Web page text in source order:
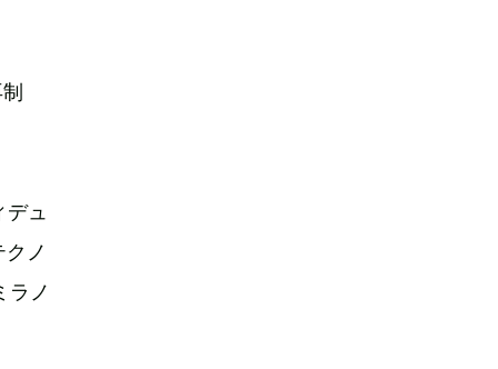
ュ
ノ
ラノ